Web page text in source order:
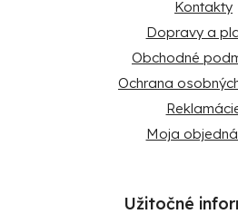
Kontakty
Dopravy a
Obchodné
Ochrana
Moja
Užitočné